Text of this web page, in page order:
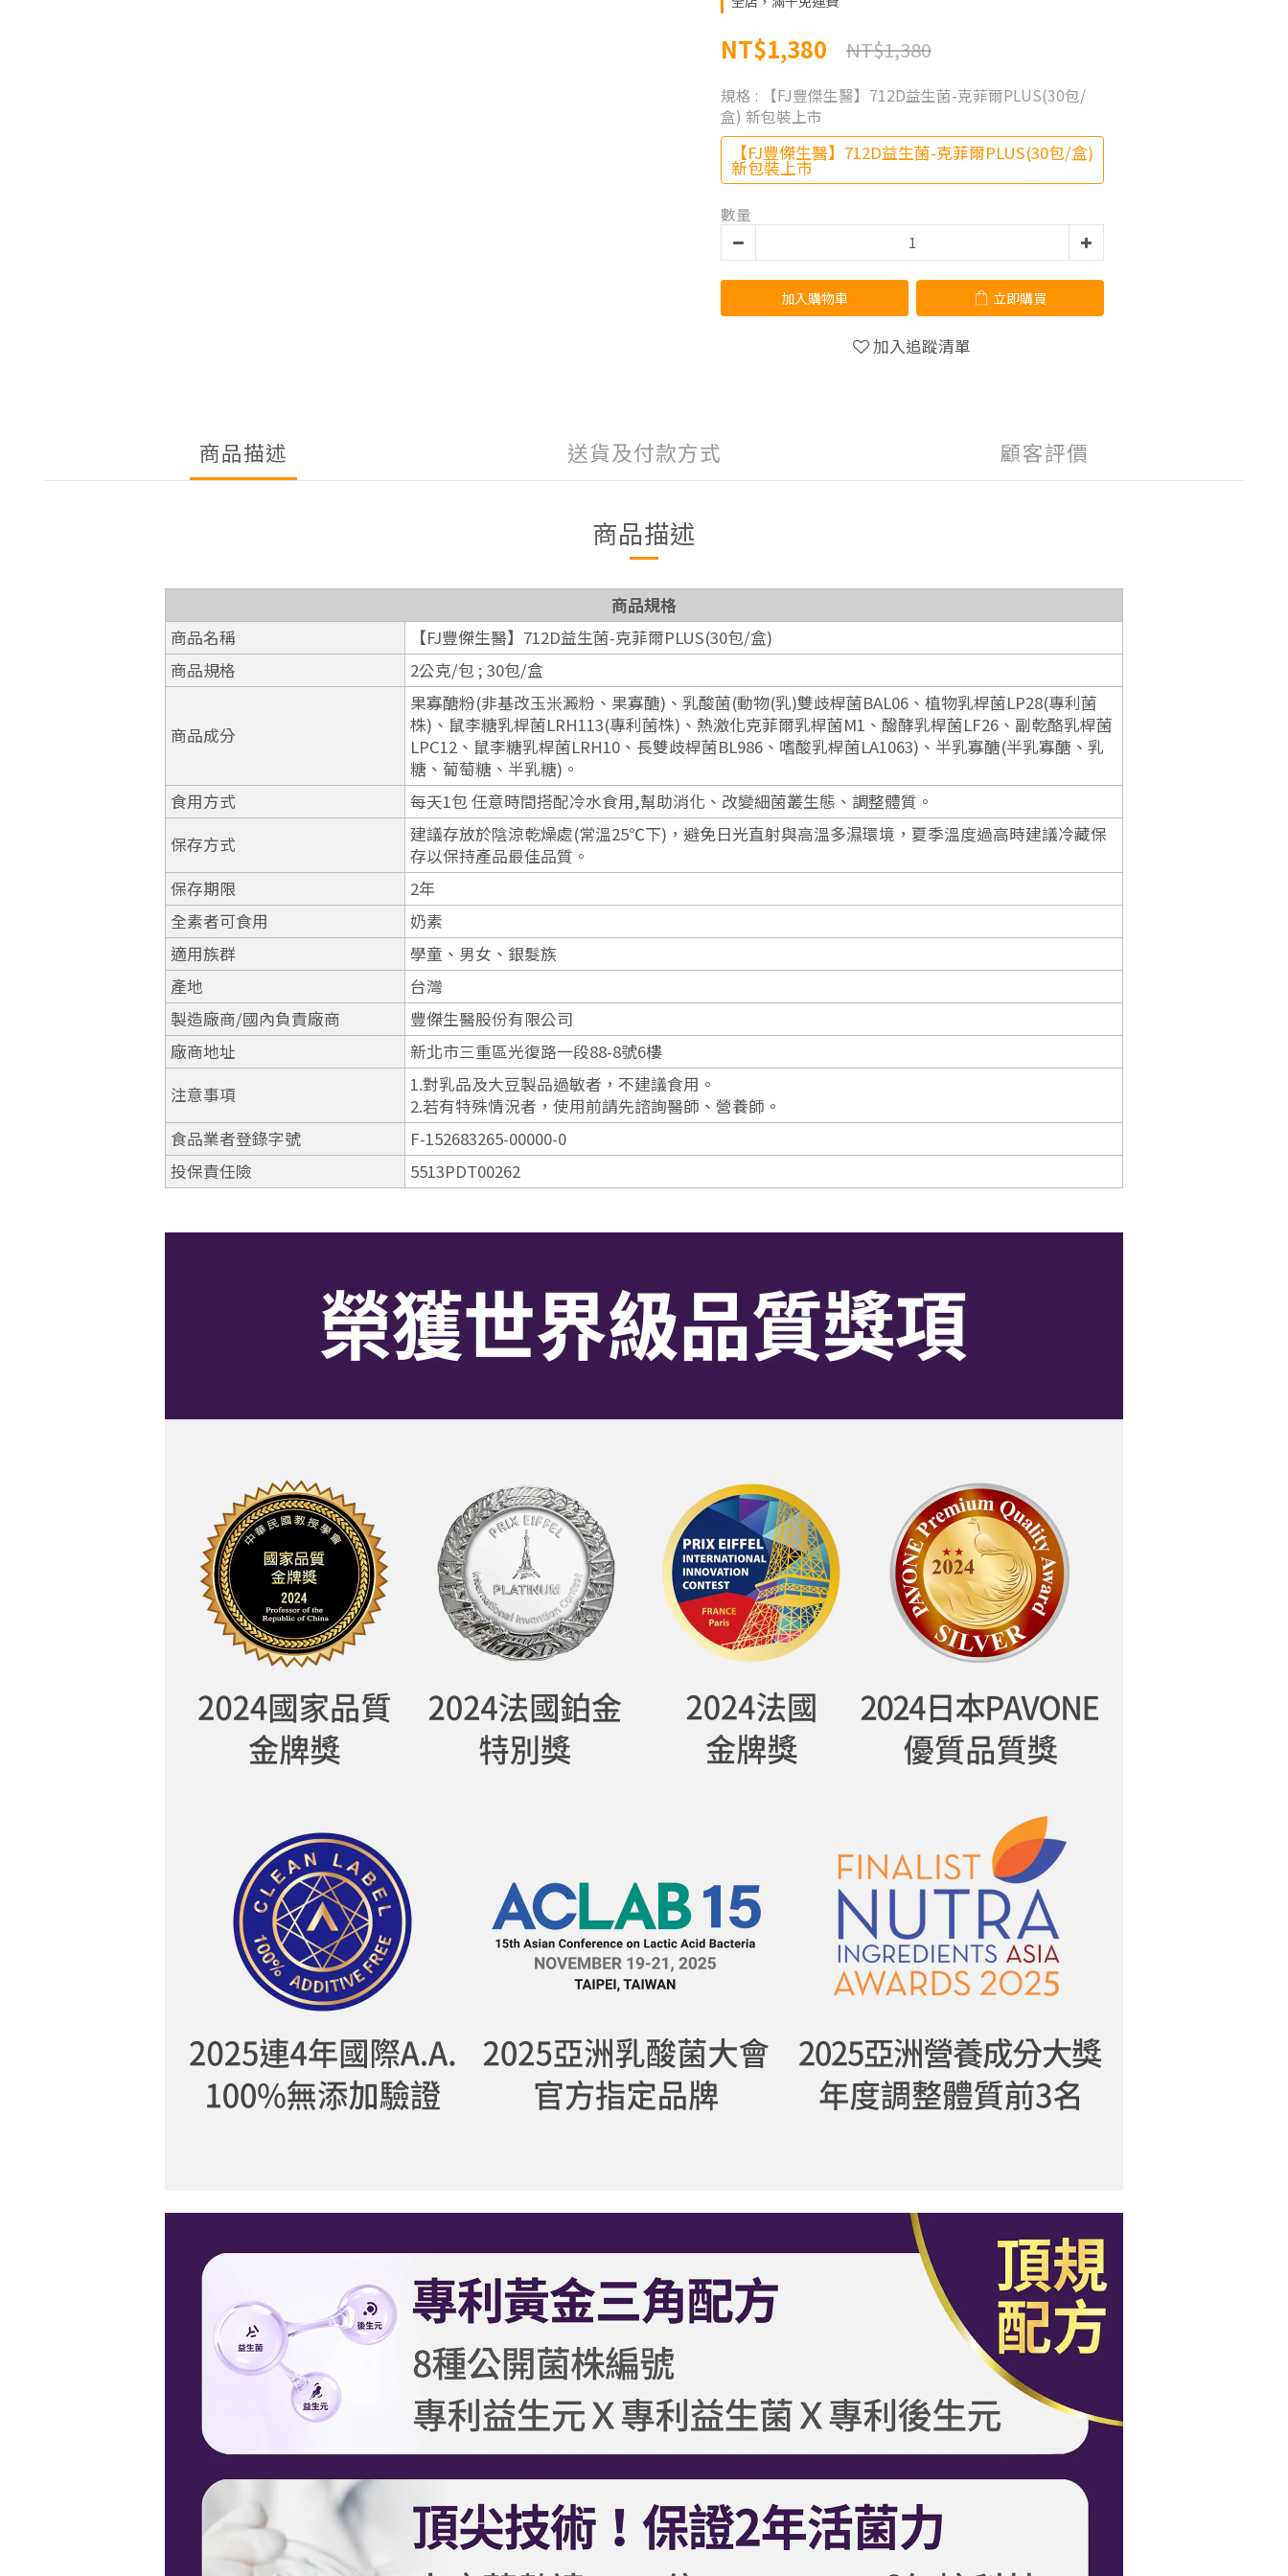
NT$1,380 NT$1,380
規格 : 【FJ豐傑生醫】712D益生菌-克菲爾PLUS(30包/
盒) 新包裝上市
【FJ豐傑生醫】712D益生菌-克菲爾PLUS(30包/盒)
新包裝上市
數量
加入購物車 立即購買
加入追蹤清單
商品描述 送貨及付款方式 顧客評價
商品描述
商品規格
商品名稱
【FJ豐傑生醫】712D益生菌-克菲爾PLUS(30包/盒)
商品規格
2公克/包 ; 30包/盒
商品成分
果寡醣粉(非基改玉米澱粉、果寡醣)、乳酸菌(動物(乳)雙歧桿菌BAL06、植物乳桿菌LP28(專利菌
株)、鼠李糖乳桿菌LRH113(專利菌株)、熱激化克菲爾乳桿菌M1、醱酵乳桿菌LF26、副乾酪乳桿菌
LPC12、鼠李糖乳桿菌LRH10、長雙歧桿菌BL986、嗜酸乳桿菌LA1063)、半乳寡醣(半乳寡醣、乳
糖、葡萄糖、半乳糖)。
食用方式
每天1包 任意時間搭配冷水食用,幫助消化、改變細菌叢生態、調整體質。
保存方式
建議存放於陰涼乾燥處(常溫25℃下)，避免日光直射與高溫多濕環境，夏季溫度過高時建議冷藏保
存以保持產品最佳品質。
保存期限
2年
全素者可食用
奶素
適用族群
學童、男女、銀髮族
產地
台灣
製造廠商/國內負責廠商
豐傑生醫股份有限公司
廠商地址
新北市三重區光復路一段88-8號6樓
注意事項
1.對乳品及大豆製品過敏者，不建議食用。
2.若有特殊情況者，使用前請先諮詢醫師、營養師。
食品業者登錄字號
F-152683265-00000-0
投保責任險
5513PDT00262